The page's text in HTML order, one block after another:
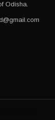
Odisha.